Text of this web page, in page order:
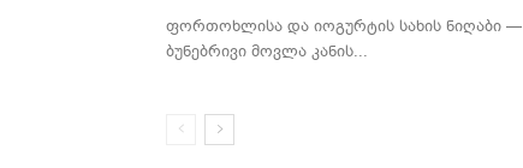
ფორთოხლისა და იოგურტის სახის ნიღაბი —
ბუნებრივი მოვლა კანის...